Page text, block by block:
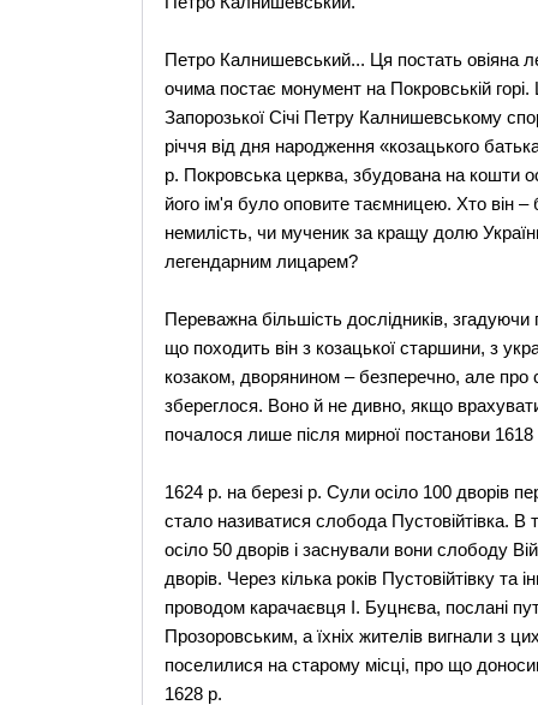
Петро Калнишевський... Ця постать овіяна
очима постає монумент на Покровській
Запорозької Січі Петру Калнишевському
річчя від дня народження «козацького
р. Покровська церква, збудована на кошти
його ім'я було оповите таємницею. Хто він
немилість, чи мученик за кращу долю
легендарним лицарем?
Переважна більшість дослідників,
що походить він з козацької старшини, з
козаком, дворянином – безперечно, але про
збереглося. Воно й не дивно, якщо
почалося лише після мирної постанови
1624 р. на березі р. Сули осіло 100 дворів
стало називатися слобода Пустовійтівка. В
осіло 50 дворів і заснували вони слободу
дворів. Через кілька років Пустовійтівку
проводом карачаєвця І. Буцнєва, послані
Прозоровським, а їхніх жителів вигнали з
поселилися на старому місці, про що
1628 р.